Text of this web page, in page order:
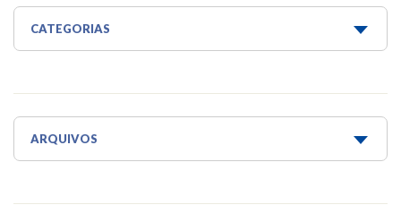
CATEGORIAS
Água para todos
Aquaponia e Estufa
Horta Escola
ARQUIVOS
Maio 2026